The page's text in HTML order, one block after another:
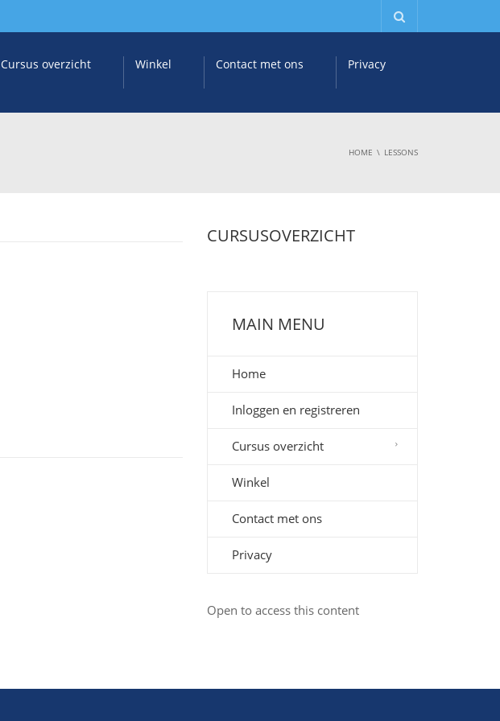
Cursus overzicht Winkel Contact met ons Privacy
HOME LESSONS
CURSUSOVERZICHT
MAIN MENU
Home
Inloggen en registreren
Cursus overzicht
Winkel
Contact met ons
Privacy
Open to access this content